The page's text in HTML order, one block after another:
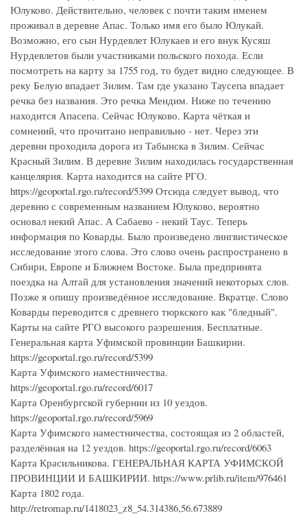
Юлуково. Действительно, человек с почти таким именем
проживал в деревне Апас. Только имя его было Юлукай.
Возможно, его сын Нурдевлет Юлукаев и его внук Кусяш
Нурдевлетов были участниками польского похода. Если
посмотреть на карту за 1755 год, то будет видно следующее. В
реку Белую впадает Зилим. Там где указано Таусепа впадает
речка без названия. Это речка Мендим. Ниже по течению
находится Апасепа. Сейчас Юлуково. Карта чёткая и
сомнений, что прочитано неправильно - нет. Через эти
деревни проходила дорога из Табынска в Зилим. Сейчас
Красный Зилим. В деревне Зилим находилась государственная
канцелярия. Карта находится на сайте РГО.
https://geoportal.rgo.ru/record/5399 Отсюда следует вывод, что
деревню с современным названием Юлуково, вероятно
основал некий Апас. А Сабаево - некий Таус. Теперь
информация по Коварды. Было произведено лингвистическое
исследование этого слова. Это слово очень распространено в
Сибири, Европе и Ближнем Востоке. Была предпринята
поездка на Алтай для установления значений некоторых слов.
Позже я опишу произведённое исследование. Вкратце. Слово
Коварды переводится с древнего тюркского как "бледный".
Карты на сайте РГО высокого разрешения. Бесплатные.
Генеральная карта Уфимской провинции Башкирии.
https://geoportal.rgo.ru/record/5399
Карта Уфимского наместничества.
https://geoportal.rgo.ru/record/6017
Карта Оренбургской губернии из 10 уездов.
https://geoportal.rgo.ru/record/5969
Карта Уфимского наместничества, состоящая из 2 областей,
разделённая на 12 уездов. https://geoportal.rgo.ru/record/6063
Карта Красильникова. ГЕНЕРАЛЬНАЯ КАРТА УФИМСКОЙ
ПРОВИНЦИИ И БАШКИРИИ. https://www.prlib.ru/item/976461
Карта 1802 года.
http://retromap.ru/1418023_z8_54.314386,56.673889